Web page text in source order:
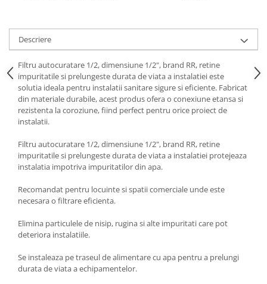
Descriere
Filtru autocuratare 1/2, dimensiune 1/2", brand RR, retine
impuritatile si prelungeste durata de viata a instalatiei este
solutia ideala pentru instalatii sanitare sigure si eficiente. Fabricat
din materiale durabile, acest produs ofera o conexiune etansa si
rezistenta la coroziune, fiind perfect pentru orice proiect de
instalatii.
Filtru autocuratare 1/2, dimensiune 1/2", brand RR, retine
impuritatile si prelungeste durata de viata a instalatiei protejeaza
instalatia impotriva impuritatilor din apa.
Recomandat pentru locuinte si spatii comerciale unde este
necesara o filtrare eficienta.
Elimina particulele de nisip, rugina si alte impuritati care pot
deteriora instalatiile.
Se instaleaza pe traseul de alimentare cu apa pentru a prelungi
durata de viata a echipamentelor.